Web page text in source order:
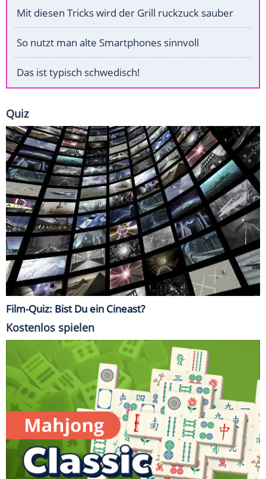
Mit diesen Tricks wird der Grill ruckzuck sauber
So nutzt man alte Smartphones sinnvoll
Das ist typisch schwedisch!
Quiz
Film-Quiz: Bist Du ein Cineast?
Kostenlos spielen